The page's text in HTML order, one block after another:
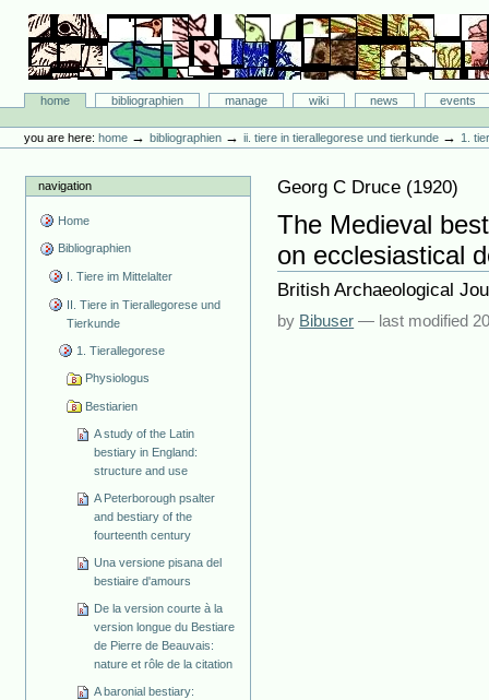
content.
navigation
Bibliographie-Portal
Sectionshome bibliographien manage wiki news
events
tools
you are here: home →bibliographien →ii. tiere in tierallegorese und tierkunde →1.
navigation
Home
Bibliographien
I. Tiere im Mittelalter
II. Tiere in Tierallegorese und
Tierkunde
1. Tierallegorese
Physiologus
Bestiarien
A study of the Latin
bestiary in England:
structure and use
A Peterborough psalter
and bestiary of the
fourteenth century
Una versione pisana del
bestiaire d'amours
De la version courte à la
version longue du Bestiare
de Pierre de Beauvais:
nature et rôle de la citation
A baronial bestiary:
Georg C Druce (1920)
The Medieval
on ecclesiastical
British Archaeological
by Bibuser — last modified